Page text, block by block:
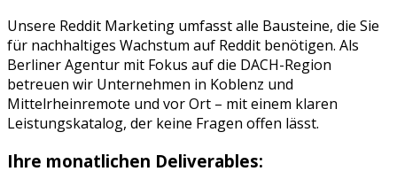
Unsere Reddit Marketing umfasst alle Bausteine, die Sie
für nachhaltiges Wachstum auf Reddit benötigen. Als
Berliner Agentur mit Fokus auf die DACH-Region
betreuen wir Unternehmen in Koblenz und
Mittelrheinremote und vor Ort – mit einem klaren
Leistungskatalog, der keine Fragen offen lässt.
Ihre monatlichen Deliverables: